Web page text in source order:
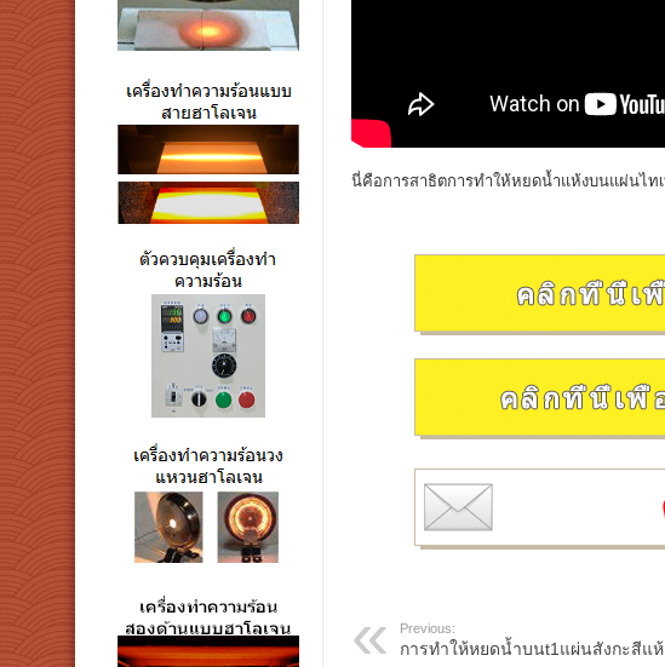
นี่คือการสาธิตการทำให้หยดน้ำแห้งบนแผ่นไท
Previous:
การทำให้หยดน้ำบนt1แผ่นสังกะสีแห้